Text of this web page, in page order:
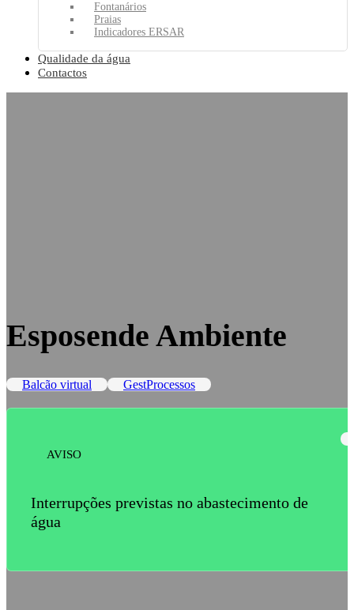
Fontanários
Praias
Indicadores ERSAR
Qualidade da água
Contactos
Esposende Ambiente
Balcão virtual GestProcessos
AVISO
Interrupções previstas no abastecimento de
água